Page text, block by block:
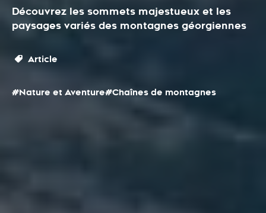
Découvrez les sommets majestueux et les
paysages variés des montagnes géorgiennes
Article
#Nature et Aventure#Chaînes de montagnes